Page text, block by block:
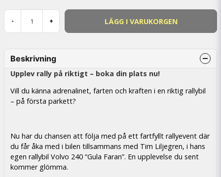
- + LÄGG I VARUKORGEN
Beskrivning
Upplev rally på riktigt – boka din plats nu!
Vill du känna adrenalinet, farten och kraften i en riktig rallybil
– på första parkett?
Nu har du chansen att följa med på ett fartfyllt rallyevent där
du får åka med i bilen tillsammans med Tim Liljegren, i hans
egen rallybil Volvo 240 “Gula Faran”. En upplevelse du sent
kommer glömma.